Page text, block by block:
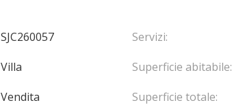
SJC260057
Villa
Vendita
Servizi:
Superficie abitabile:
Superficie totale: